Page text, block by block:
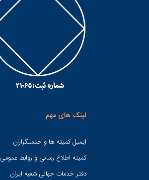
لینک های مهم
ایمیل کمیته ها و خدمتگزاران
کميته اطلاع رسانی و روابط عمومی
دفتر خدمات جهانی شعبه ايران